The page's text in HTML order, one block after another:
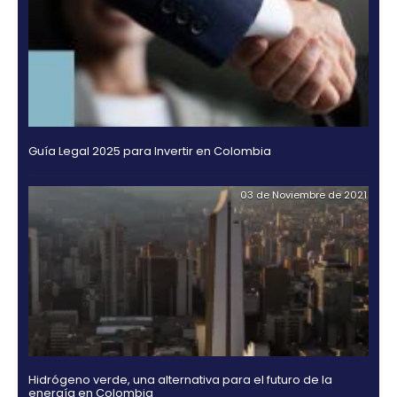
Otros sectores con potencial para la llegada de
estadounidense, son el de telecomunicaciones,
de construcción, agroindustria, minería y textiles,
Algunas de las empresas de Estados Unidos
Colombia son Kimberly Clark, Hewlett Packard,
entre otras.
Por otro lado, para Canadá (que en 2011 registró
inversión hacia Colombia de US$173,8 millones)
con mayor potencial son el de servicios
y servicios TI, BPO, agroindustria, y bienes y
petroleros y de gas. Entre las compañías
instaladas en el país se cuentan Scotiabank,
McCain y Synergex, entre otros.
OTROS DOCUMENTOS